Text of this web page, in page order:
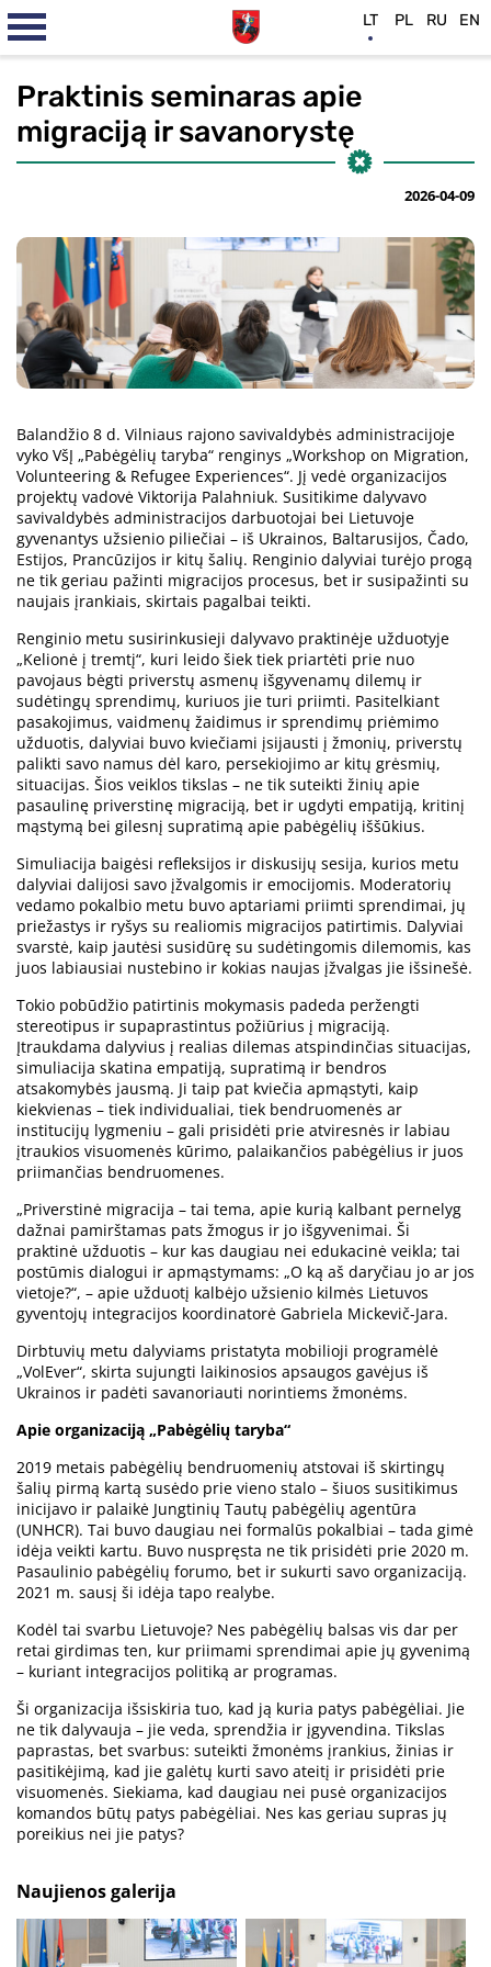
Praktinis seminaras apie
migraciją ir savanorystę
2026-04-09
Balandžio 8 d. Vilniaus rajono savivaldybės administracijoje
vyko VšĮ „Pabėgėlių taryba“ renginys „Workshop on Migration,
Volunteering & Refugee Experiences“. Jį vedė organizacijos
projektų vadovė Viktorija Palahniuk. Susitikime dalyvavo
savivaldybės administracijos darbuotojai bei Lietuvoje
gyvenantys užsienio piliečiai – iš Ukrainos, Baltarusijos, Čado,
Estijos, Prancūzijos ir kitų šalių. Renginio dalyviai turėjo progą
ne tik geriau pažinti migracijos procesus, bet ir susipažinti su
naujais įrankiais, skirtais pagalbai teikti.
Renginio metu susirinkusieji dalyvavo praktinėje užduotyje
„Kelionė į tremtį“, kuri leido šiek tiek priartėti prie nuo
pavojaus bėgti priverstų asmenų išgyvenamų dilemų ir
sudėtingų sprendimų, kuriuos jie turi priimti. Pasitelkiant
pasakojimus, vaidmenų žaidimus ir sprendimų priėmimo
užduotis, dalyviai buvo kviečiami įsijausti į žmonių, priverstų
palikti savo namus dėl karo, persekiojimo ar kitų grėsmių,
situacijas. Šios veiklos tikslas – ne tik suteikti žinių apie
pasaulinę priverstinę migraciją, bet ir ugdyti empatiją, kritinį
mąstymą bei gilesnį supratimą apie pabėgėlių iššūkius.
Simuliacija baigėsi refleksijos ir diskusijų sesija, kurios metu
dalyviai dalijosi savo įžvalgomis ir emocijomis. Moderatorių
vedamo pokalbio metu buvo aptariami priimti sprendimai, jų
priežastys ir ryšys su realiomis migracijos patirtimis. Dalyviai
svarstė, kaip jautėsi susidūrę su sudėtingomis dilemomis, kas
juos labiausiai nustebino ir kokias naujas įžvalgas jie išsinešė.
Tokio pobūdžio patirtinis mokymasis padeda peržengti
stereotipus ir supaprastintus požiūrius į migraciją.
Įtraukdama dalyvius į realias dilemas atspindinčias situacijas,
simuliacija skatina empatiją, supratimą ir bendros
atsakomybės jausmą. Ji taip pat kviečia apmąstyti, kaip
kiekvienas – tiek individualiai, tiek bendruomenės ar
institucijų lygmeniu – gali prisidėti prie atviresnės ir labiau
įtraukios visuomenės kūrimo, palaikančios pabėgėlius ir juos
priimančias bendruomenes.
„Priverstinė migracija – tai tema, apie kurią kalbant pernelyg
dažnai pamirštamas pats žmogus ir jo išgyvenimai. Ši
praktinė užduotis – kur kas daugiau nei edukacinė veikla; tai
postūmis dialogui ir apmąstymams: „O ką aš daryčiau jo ar jos
vietoje?“, – apie užduotį kalbėjo užsienio kilmės Lietuvos
gyventojų integracijos koordinatorė Gabriela Mickevič-Jara.
Dirbtuvių metu dalyviams pristatyta mobilioji programėlė
„VolEver“, skirta sujungti laikinosios apsaugos gavėjus iš
Ukrainos ir padėti savanoriauti norintiems žmonėms.
Apie organizaciją „Pabėgėlių taryba“
2019 metais pabėgėlių bendruomenių atstovai iš skirtingų
šalių pirmą kartą susėdo prie vieno stalo – šiuos susitikimus
inicijavo ir palaikė Jungtinių Tautų pabėgėlių agentūra
(UNHCR). Tai buvo daugiau nei formalūs pokalbiai – tada gimė
idėja veikti kartu. Buvo nuspręsta ne tik prisidėti prie 2020 m.
Pasaulinio pabėgėlių forumo, bet ir sukurti savo organizaciją.
2021 m. sausį ši idėja tapo realybe.
Kodėl tai svarbu Lietuvoje? Nes pabėgėlių balsas vis dar per
retai girdimas ten, kur priimami sprendimai apie jų gyvenimą
– kuriant integracijos politiką ar programas.
Ši organizacija išsiskiria tuo, kad ją kuria patys pabėgėliai. Jie
ne tik dalyvauja – jie veda, sprendžia ir įgyvendina. Tikslas
paprastas, bet svarbus: suteikti žmonėms įrankius, žinias ir
pasitikėjimą, kad jie galėtų kurti savo ateitį ir prisidėti prie
visuomenės. Siekiama, kad daugiau nei pusė organizacijos
komandos būtų patys pabėgėliai. Nes kas geriau supras jų
poreikius nei jie patys?
Naujienos galerija
LT PL RU EN